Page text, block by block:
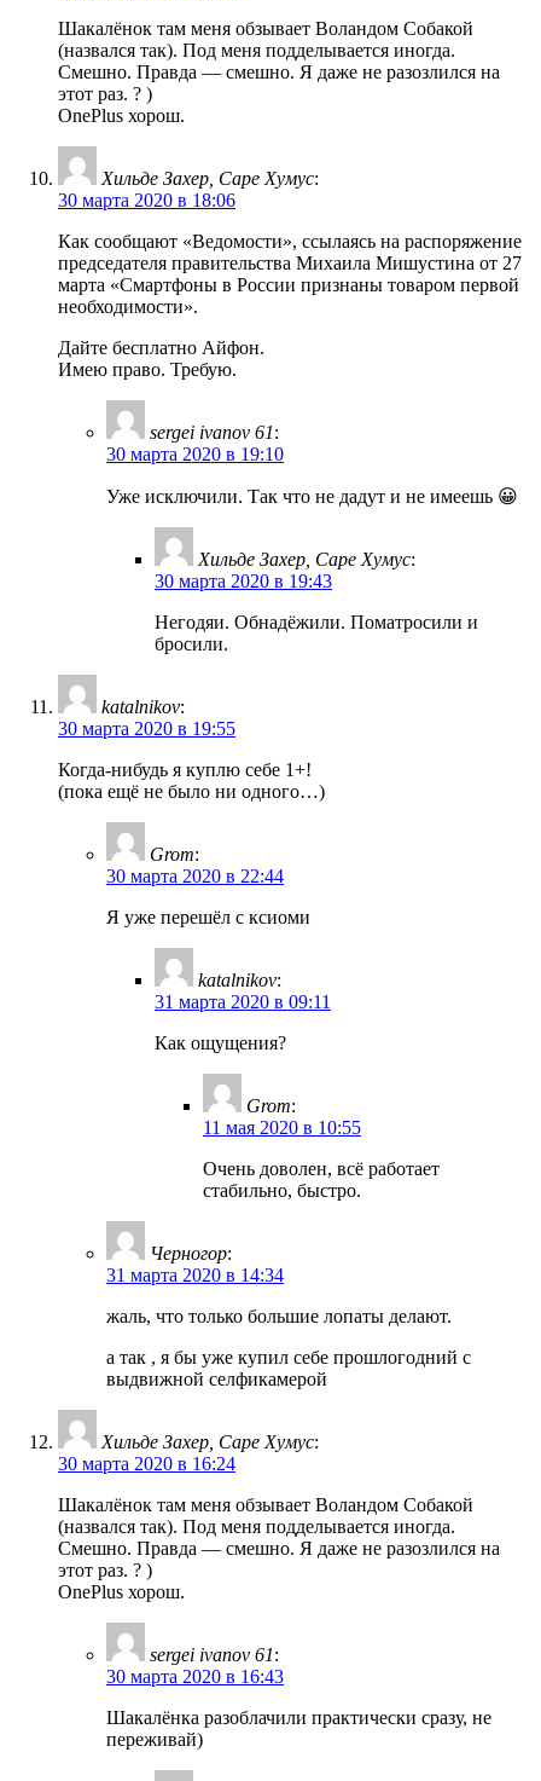
Шакалёнок там меня обзывает Воландом Собакой
(назвался так). Под меня подделывается иногда.
Смешно. Правда — смешно. Я даже не разозлился на
этот раз. ? )
OnePlus хорош.
Хильде Захер, Саре Хумус:
30 марта 2020 в 18:06
Как сообщают «Ведомости», ссылаясь на распоряжение
председателя правительства Михаила Мишустина от 27
марта «Смартфоны в России признаны товаром первой
необходимости».
Дайте бесплатно Айфон.
Имею право. Требую.
sergei ivanov 61:
30 марта 2020 в 19:10
Уже исключили. Так что не дадут и не имеешь 😀
Хильде Захер, Саре Хумус:
30 марта 2020 в 19:43
Негодяи. Обнадёжили. Поматросили и
бросили.
katalnikov:
30 марта 2020 в 19:55
Когда-нибудь я куплю себе 1+!
(пока ещё не было ни одного…)
Grom:
30 марта 2020 в 22:44
Я уже перешёл с ксиоми
katalnikov:
31 марта 2020 в 09:11
Как ощущения?
Grom:
11 мая 2020 в 10:55
Очень доволен, всё работает
стабильно, быстро.
Черногор:
31 марта 2020 в 14:34
жаль, что только большие лопаты делают.
а так , я бы уже купил себе прошлогодний с
выдвижной селфикамерой
Хильде Захер, Саре Хумус:
30 марта 2020 в 16:24
Шакалёнок там меня обзывает Воландом Собакой
(назвался так). Под меня подделывается иногда.
Смешно. Правда — смешно. Я даже не разозлился на
этот раз. ? )
OnePlus хорош.
sergei ivanov 61:
30 марта 2020 в 16:43
Шакалёнка разоблачили практически сразу, не
переживай)